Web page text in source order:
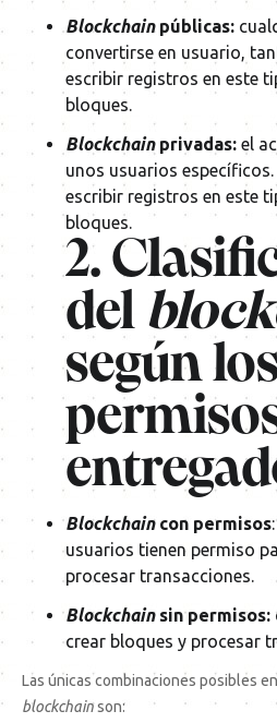
Blockchain públicas:
convertirse en usuario,
escribir registros en este
bloques.
Blockchain privadas: el
unos usuarios
escribir registros en este
bloques.
2.
del
según
Blockchaincon permisos
usuarios tienen permiso
procesar transacciones.
Blockchainsin permisos:
crear bloques y procesar
Las únicas combinaciones posibles
blockchainson: